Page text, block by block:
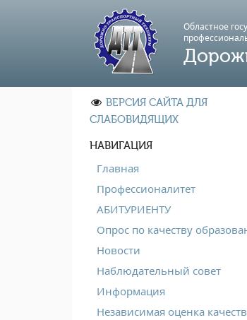
Областное
ВЕРСИЯ САЙТА ДЛЯ
СЛАБОВИДЯЩИХ
НАВИГАЦИЯ
Главная
Профессионалитет
АБИТУРИЕНТУ
Опрос по качеству
Новости
Наблюдательный совет
Информация
Независимая оценка